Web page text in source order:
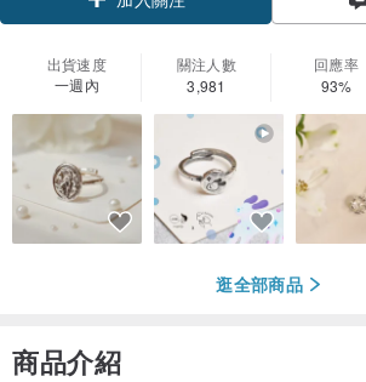
出貨速度
一週內
關注人數
3,981
回應率
93%
逛全部商品
商品介紹